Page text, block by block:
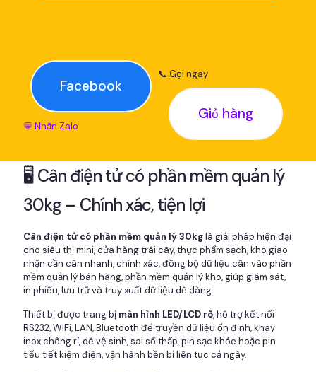
Facebook
💬 Nhắn Zalo
📞 Gọi ngay
Giỏ hàng
🖥️ Cân điện tử có phần mềm quản lý
30kg – Chính xác, tiện lợi
Cân điện tử có phần mềm quản lý 30kglà giải pháp hiện đại
cho siêu thị mini, cửa hàng trái cây, thực phẩm sạch, kho giao
nhận cần cân nhanh, chính xác, đồng bộ dữ liệu cân vào phần
mềm quản lý bán hàng, phần mềm quản lý kho, giúp giám sát,
in phiếu, lưu trữ và truy xuất dữ liệu dễ dàng.
Thiết bị được trang bị màn hình LED/LCD rõ, hỗ trợ kết nối
RS232, WiFi, LAN, Bluetooth để truyền dữ liệu ổn định, khay
inox chống rỉ, dễ vệ sinh, sai số thấp, pin sạc khỏe hoặc pin
tiểu tiết kiệm điện, vận hành bền bỉ liên tục cả ngày.